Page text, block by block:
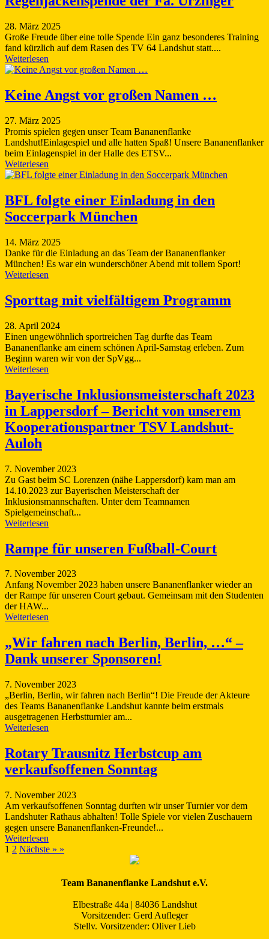
28. März 2025
Große Freude über eine tolle Spende Ein ganz besonderes Training
fand kürzlich auf dem Rasen des TV 64 Landshut statt....
Weiterlesen
Keine Angst vor großen Namen …
27. März 2025
Promis spielen gegen unser Team Bananenflanke
Landshut!Einlagespiel und alle hatten Spaß! Unsere Bananenflanker
beim Einlagenspiel in der Halle des ETSV...
Weiterlesen
BFL folgte einer Einladung in den
Soccerpark München
14. März 2025
Danke für die Einladung an das Team der Bananenflanker
München! Es war ein wunderschöner Abend mit tollem Sport!
Weiterlesen
Sporttag mit vielfältigem Programm
28. April 2024
Einen ungewöhnlich sportreichen Tag durfte das Team
Bananenflanke am einem schönen April-Samstag erleben. Zum
Beginn waren wir von der SpVgg...
Weiterlesen
Bayerische Inklusionsmeisterschaft 2023
in Lappersdorf – Bericht von unserem
Kooperationspartner TSV Landshut-
Auloh
7. November 2023
Zu Gast beim SC Lorenzen (nähe Lappersdorf) kam man am
14.10.2023 zur Bayerischen Meisterschaft der
Inklusionsmannschaften. Unter dem Teamnamen
Spielgemeinschaft...
Weiterlesen
Rampe für unseren Fußball-Court
7. November 2023
Anfang November 2023 haben unsere Bananenflanker wieder an
der Rampe für unseren Court gebaut. Gemeinsam mit den Studenten
der HAW...
Weiterlesen
„Wir fahren nach Berlin, Berlin, …“ –
Dank unserer Sponsoren!
7. November 2023
„Berlin, Berlin, wir fahren nach Berlin“! Die Freude der Akteure
des Teams Bananenflanke Landshut kannte beim erstmals
ausgetragenen Herbstturnier am...
Weiterlesen
Rotary Trausnitz Herbstcup am
verkaufsoffenen Sonntag
7. November 2023
Am verkaufsoffenen Sonntag durften wir unser Turnier vor dem
Landshuter Rathaus abhalten! Tolle Spiele vor vielen Zuschauern
gegen unsere Bananenflanken-Freunde!...
Weiterlesen
1 2 Nächste » »
Team Bananenflanke Landshut e.V.
Elbestraße 44a | 84036 Landshut
Vorsitzender: Gerd Aufleger
Stellv. Vorsitzender: Oliver Lieb